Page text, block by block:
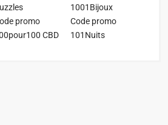
1001Bijoux
promo
CBD
Code promo
101Nuits